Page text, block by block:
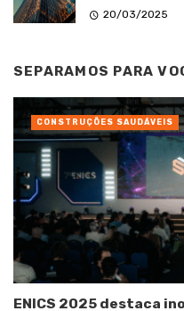
20/03/2025
SEPARAMOS PARA
ENICS 2025 destaca
CONSTRUÇÕES SAUDÁVEIS